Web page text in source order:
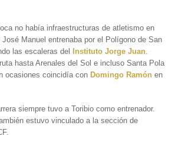
no había infraestructuras de atletismo en
Manuel entrenaba por el Polígono de San
las escaleras del Instituto Jorge Juan
hasta Arenales del Sol e incluso Santa Pola
ocasiones coincidía con Domingo Ramón en
siempre tuvo a Toribio como entrenador.
estuvo vinculado a la sección de